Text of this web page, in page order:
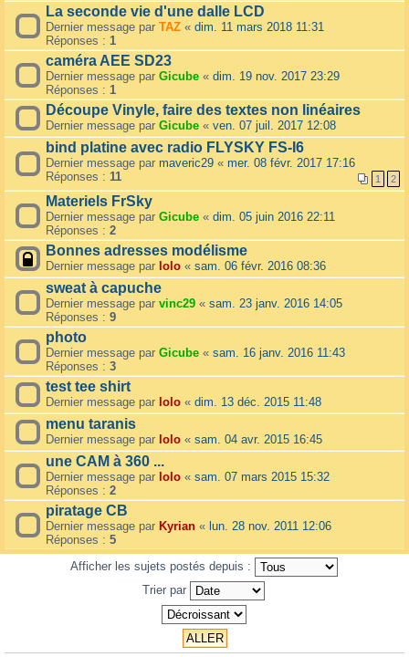
La seconde vie d'une dalle LCD
Dernier message par TAZ « dim. 11 mars 2018 11:31
Réponses : 1
caméra AEE SD23
Dernier message par Gicube « dim. 19 nov. 2017 23:29
Réponses : 1
Découpe Vinyle, faire des textes non linéaires
Dernier message par Gicube « ven. 07 juil. 2017 12:08
bind platine avec radio FLYSKY FS-I6
Dernier message par maveric29 « mer. 08 févr. 2017 17:16
Réponses : 11 1 2
Materiels FrSky
Dernier message par Gicube « dim. 05 juin 2016 22:11
Réponses : 2
Bonnes adresses modélisme
Dernier message par lolo « sam. 06 févr. 2016 08:36
sweat à capuche
Dernier message par vinc29 « sam. 23 janv. 2016 14:05
Réponses : 9
photo
Dernier message par Gicube « sam. 16 janv. 2016 11:43
Réponses : 3
test tee shirt
Dernier message par lolo « dim. 13 déc. 2015 11:48
menu taranis
Dernier message par lolo « sam. 04 avr. 2015 16:45
une CAM à 360 ...
Dernier message par lolo « sam. 07 mars 2015 15:32
Réponses : 2
piratage CB
Dernier message par Kyrian « lun. 28 nov. 2011 12:06
Réponses : 5
Afficher les sujets postés depuis :
Trier par